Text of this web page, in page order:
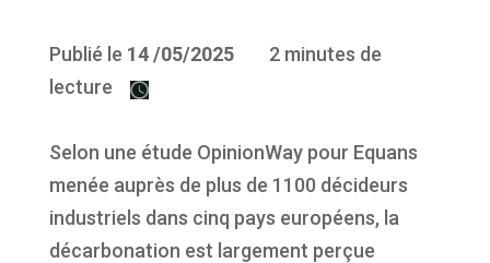
Publié le 14/05/20252 minutes de
lecture
Selon une étude OpinionWay pour Equans
menée auprès de plus de 1100 décideurs
industriels dans cinq pays européens, la
décarbonation est largement perçue